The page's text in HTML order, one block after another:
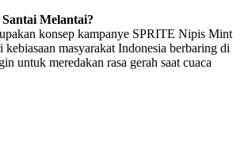
Melantai?
konsep kampanye SPRITE Nipis Mint
kebiasaan masyarakat Indonesia berbaring di
untuk meredakan rasa gerah saat cuaca